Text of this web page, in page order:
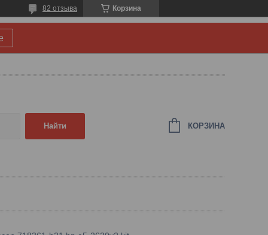
Корзина
82 отзыва
Найти КОРЗИНА